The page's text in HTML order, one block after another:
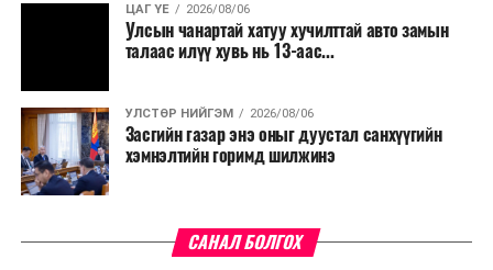
ЦАГ ҮЕ 2026/08/06
Улсын чанартай хатуу хучилттай авто замын
талаас илүү хувь нь 13-аас...
УЛСТӨР НИЙГЭМ 2026/08/06
Засгийн газар энэ оныг дуустал санхүүгийн
хэмнэлтийн горимд шилжинэ
САНАЛ БОЛГОХ